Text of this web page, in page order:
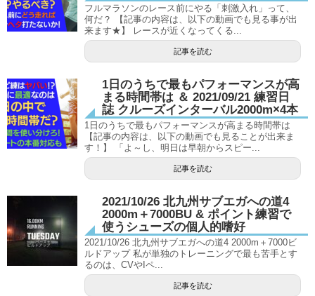
フルマラソンのレース前にやる「刺激入れ」って、
何だ？ 【記事の内容は、以下の動画でも見る事が出
来ます★】 レースが近くなってくる...
記事を読む
1日のうちで最もパフォーマンスが高
まる時間帯は ＆ 2021/09/21 練習日
誌 クルーズインターバル2000m×4本
1日のうちで最もパフォーマンスが高まる時間帯は
【記事の内容は、以下の動画でも見ることが出来ま
す！】 「よ～し、明日は早朝からスピー...
記事を読む
2021/10/26 北九州サブエガへの道4
2000m＋7000BU & ポイント練習で
使うシューズの個人的嗜好
2021/10/26 北九州サブエガへの道4 2000m＋7000ビ
ルドアップ 私が単独のトレーニングで最も苦手とす
るのは、CVやIペ...
記事を読む